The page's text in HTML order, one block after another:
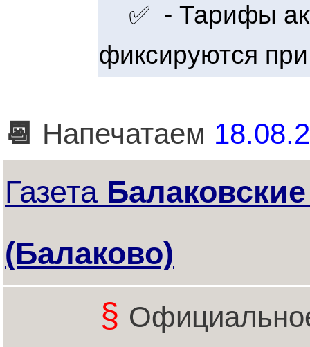
✅ - Тарифы
фиксируются
📆 Напечатаем
Газета
(Балаково)
§